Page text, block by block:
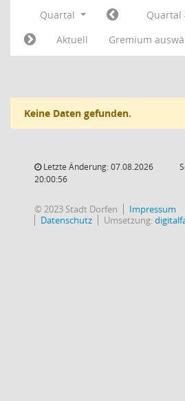
Quartal Quartal
Aktuell
Gremium
Keine Daten gefunden.
Letzte Änderung: 07.08.2026
20:00:56
© 2023 Stadt Dorfen
Impressum
Datenschutz
Umsetzung: